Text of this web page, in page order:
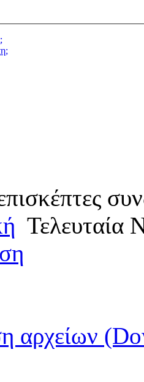
Τελευταία
αρχείων